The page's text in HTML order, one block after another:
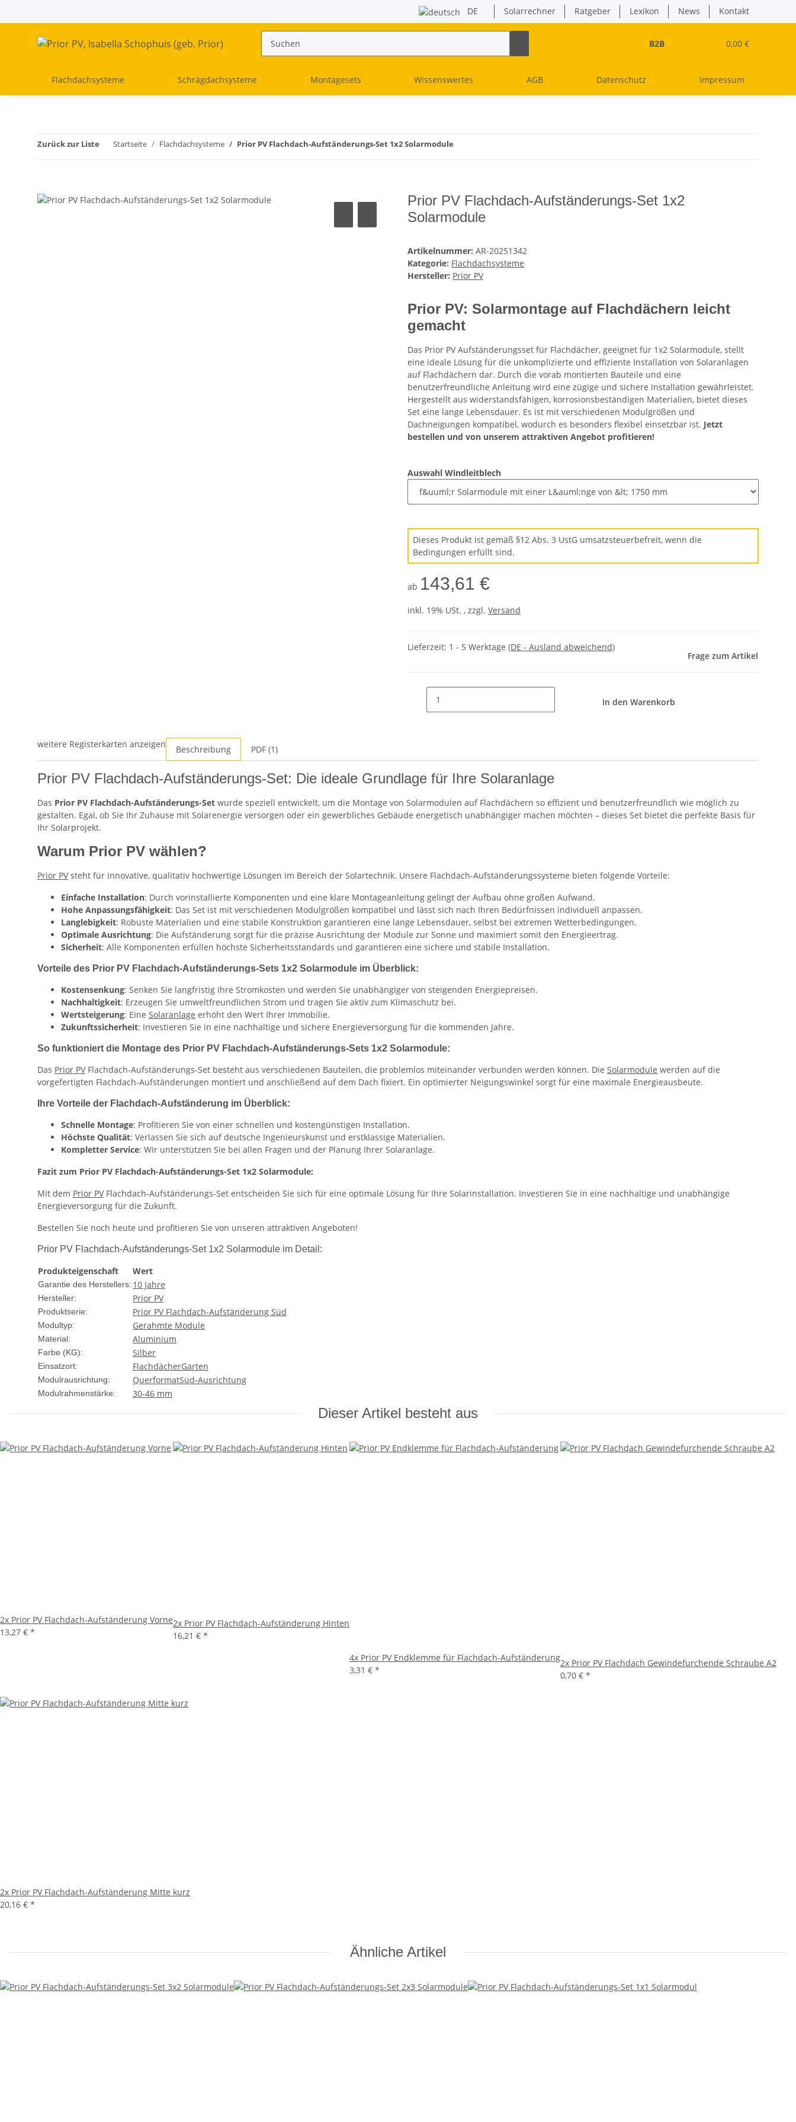
DE Solarrechner Ratgeber Lexikon News Kontakt
B2B 0,00 €
Flachdachsysteme Schrägdachsysteme Montagesets Wissenswertes AGB Datenschutz Impressum
Zurück zur Liste Startseite Flachdachsysteme Prior PV Flachdach-Aufständerungs-Set 1x2 Solarmodule
Prior PV Flachdach-Aufständerungs-Set 1x2
Solarmodule
Artikelnummer: AR-20251342
Kategorie: Flachdachsysteme
Hersteller: Prior PV
Prior PV: Solarmontage auf Flachdächern leicht
gemacht
Das Prior PV Aufständerungsset für Flachdächer, geeignet für 1x2 Solarmodule, stellt
eine ideale Lösung für die unkomplizierte und effiziente Installation von Solaranlagen
auf Flachdächern dar. Durch die vorab montierten Bauteile und eine
benutzerfreundliche Anleitung wird eine zügige und sichere Installation gewährleistet.
Hergestellt aus widerstandsfähigen, korrosionsbeständigen Materialien, bietet dieses
Set eine lange Lebensdauer. Es ist mit verschiedenen Modulgrößen und
Dachneigungen kompatibel, wodurch es besonders flexibel einsetzbar ist. Jetzt
bestellen und von unserem attraktiven Angebot profitieren!
Auswahl Windleitblech
Dieses Produkt ist gemäß §12 Abs. 3 UstG umsatzsteuerbefreit, wenn die
Bedingungen erfüllt sind.
ab 143,61 €
inkl. 19% USt. , zzgl. Versand
Lieferzeit: 1 - 5 Werktage (DE - Ausland abweichend)
Frage zum Artikel
In den Warenkorb
weitere Registerkarten anzeigen Beschreibung PDF (1)
Prior PV Flachdach-Aufständerungs-Set: Die ideale Grundlage für Ihre Solaranlage
Das Prior PV Flachdach-Aufständerungs-Set wurde speziell entwickelt, um die Montage von Solarmodulen auf Flachdächern so effizient und benutzerfreundlich wie möglich zu
gestalten. Egal, ob Sie Ihr Zuhause mit Solarenergie versorgen oder ein gewerbliches Gebäude energetisch unabhängiger machen möchten – dieses Set bietet die perfekte Basis für
Ihr Solarprojekt.
Warum Prior PV wählen?
Prior PVsteht für innovative, qualitativ hochwertige Lösungen im Bereich der Solartechnik. Unsere Flachdach-Aufständerungssysteme bieten folgende Vorteile:
Einfache Installation: Durch vorinstallierte Komponenten und eine klare Montageanleitung gelingt der Aufbau ohne großen Aufwand.
Hohe Anpassungsfähigkeit: Das Set ist mit verschiedenen Modulgrößen kompatibel und lässt sich nach Ihren Bedürfnissen individuell anpassen.
Langlebigkeit: Robuste Materialien und eine stabile Konstruktion garantieren eine lange Lebensdauer, selbst bei extremen Wetterbedingungen.
Optimale Ausrichtung: Die Aufständerung sorgt für die präzise Ausrichtung der Module zur Sonne und maximiert somit den Energieertrag.
Sicherheit: Alle Komponenten erfüllen höchste Sicherheitsstandards und garantieren eine sichere und stabile Installation.
Vorteile des Prior PV Flachdach-Aufständerungs-Sets 1x2 Solarmodule im Überblick:
Kostensenkung: Senken Sie langfristig Ihre Stromkosten und werden Sie unabhängiger von steigenden Energiepreisen.
Nachhaltigkeit: Erzeugen Sie umweltfreundlichen Strom und tragen Sie aktiv zum Klimaschutz bei.
Wertsteigerung: Eine Solaranlage erhöht den Wert Ihrer Immobilie.
Zukunftssicherheit: Investieren Sie in eine nachhaltige und sichere Energieversorgung für die kommenden Jahre.
So funktioniert die Montage des Prior PV Flachdach-Aufständerungs-Sets 1x2 Solarmodule:
Das Prior PVFlachdach-Aufständerungs-Set besteht aus verschiedenen Bauteilen, die problemlos miteinander verbunden werden können. Die Solarmodule werden auf die
vorgefertigten Flachdach-Aufständerungen montiert und anschließend auf dem Dach fixiert. Ein optimierter Neigungswinkel sorgt für eine maximale Energieausbeute.
Ihre Vorteile der Flachdach-Aufständerung im Überblick:
Schnelle Montage: Profitieren Sie von einer schnellen und kostengünstigen Installation.
Höchste Qualität: Verlassen Sie sich auf deutsche Ingenieurskunst und erstklassige Materialien.
Kompletter Service: Wir unterstützen Sie bei allen Fragen und der Planung Ihrer Solaranlage.
Fazit zum Prior PV Flachdach-Aufständerungs-Set 1x2 Solarmodule:
Mit dem Prior PVFlachdach-Aufständerungs-Set entscheiden Sie sich für eine optimale Lösung für Ihre Solarinstallation. Investieren Sie in eine nachhaltige und unabhängige
Energieversorgung für die Zukunft.
Bestellen Sie noch heute und profitieren Sie von unseren attraktiven Angeboten!
Prior PV Flachdach-Aufständerungs-Set 1x2 Solarmodule im Detail:
Produkteigenschaft Wert
Garantie des Herstellers: 10 Jahre
Hersteller: Prior PV
Produktserie: Prior PV Flachdach-Aufständerung Süd
Modultyp: Gerahmte Module
Material: Aluminium
Farbe (KG): Silber
Einsatzort: FlachdächerGarten
Modulrausrichtung: QuerformatSüd-Ausrichtung
Modulrahmenstärke: 30-46 mm
Dieser Artikel besteht aus
2x Prior PV Flachdach-Aufständerung Vorne
13,27 € *
2x Prior PV Flachdach-Aufständerung Hinten
16,21 € *
4x Prior PV Endklemme für Flachdach-Aufständerung
3,31 € *
2x Prior PV Flachdach Gewindefurchende Schraube A2
0,70 € *
2x Prior PV Flachdach-Aufständerung Mitte kurz
20,16 € *
Ähnliche Artikel